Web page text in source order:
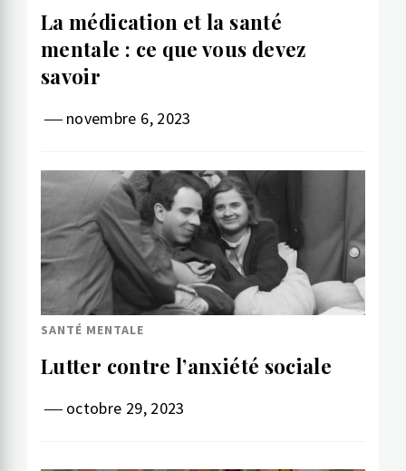
La médication et la santé
mentale : ce que vous devez
savoir
novembre 6, 2023
SANTÉ MENTALE
Lutter contre l’anxiété sociale
octobre 29, 2023